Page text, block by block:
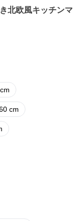
北欧風キッチンマ
cm